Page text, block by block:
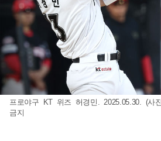
프로야구 KT 위즈 허경민. 2025.05.30. (사
금지